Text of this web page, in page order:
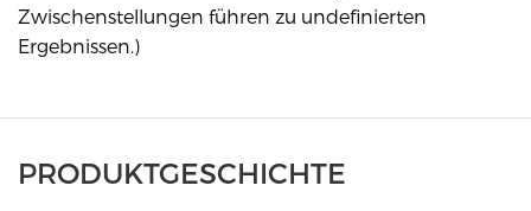
Zwischenstellungen führen zu undefinierten
Ergebnissen.)
PRODUKTGESCHICHTE